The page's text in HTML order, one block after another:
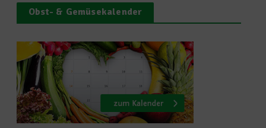
Obst- & Gemüsekalender